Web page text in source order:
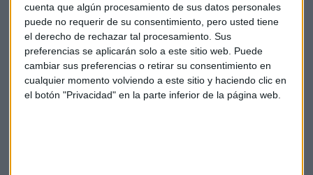
cuenta que algún procesamiento de sus datos personales
puede no requerir de su consentimiento, pero usted tiene
el derecho de rechazar tal procesamiento. Sus
preferencias se aplicarán solo a este sitio web. Puede
cambiar sus preferencias o retirar su consentimiento en
cualquier momento volviendo a este sitio y haciendo clic en
el botón "Privacidad" en la parte inferior de la página web.
Desde 2018, Abel es consejero del holding de Buffett, así
como vicepresidente de operaciones no aseguradas del
grupo.
En numerosas ocasiones, Charlie Munger demostró que
Greg Abel era su ojito derecho en la pugna por la sucesión de